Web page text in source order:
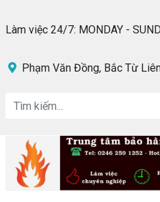
Làm việc 24/7: MONDAY -
Phạm Văn Đồng, Bắc Từ